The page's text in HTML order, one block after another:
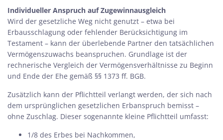
Individueller Anspruch auf Zugewinnausgleich
Wird der gesetzliche Weg nicht genutzt – etwa bei
Erbausschlagung oder fehlender Berücksichtigung im
Testament – kann der überlebende Partner den tatsächlichen
Vermögenszuwachs beanspruchen. Grundlage ist der
rechnerische Vergleich der Vermögensverhältnisse zu Beginn
und Ende der Ehe gemäß §§ 1373 ff. BGB.
Zusätzlich kann der Pflichtteil verlangt werden, der sich nach
dem ursprünglichen gesetzlichen Erbanspruch bemisst –
ohne Zuschlag. Dieser sogenannte kleine Pflichtteil umfasst:
1/8 des Erbes bei Nachkommen,